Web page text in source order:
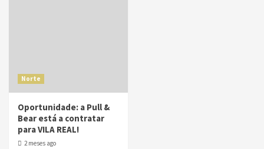
Norte
Oportunidade: a Pull &
Bear está a contratar
para VILA REAL!
2 meses ago